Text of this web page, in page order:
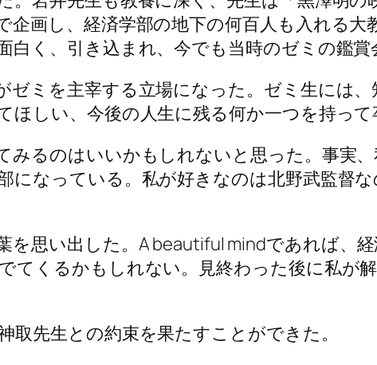
画し、経済学部の地下の何百人も入れる
く、引き込まれ、今でも当時のゼミの鑑賞
ゼミを主宰する立場になった。ゼミ生には
しい、今後の人生に残る何か一つを持って
みるのはいいかもしれないと思った。事実
になっている。私が好きなのは北野武監督
を思い出した。A beautiful mindであれば、
てくるかもしれない。見終わった後に私が
先生との約束を果たすことができた。